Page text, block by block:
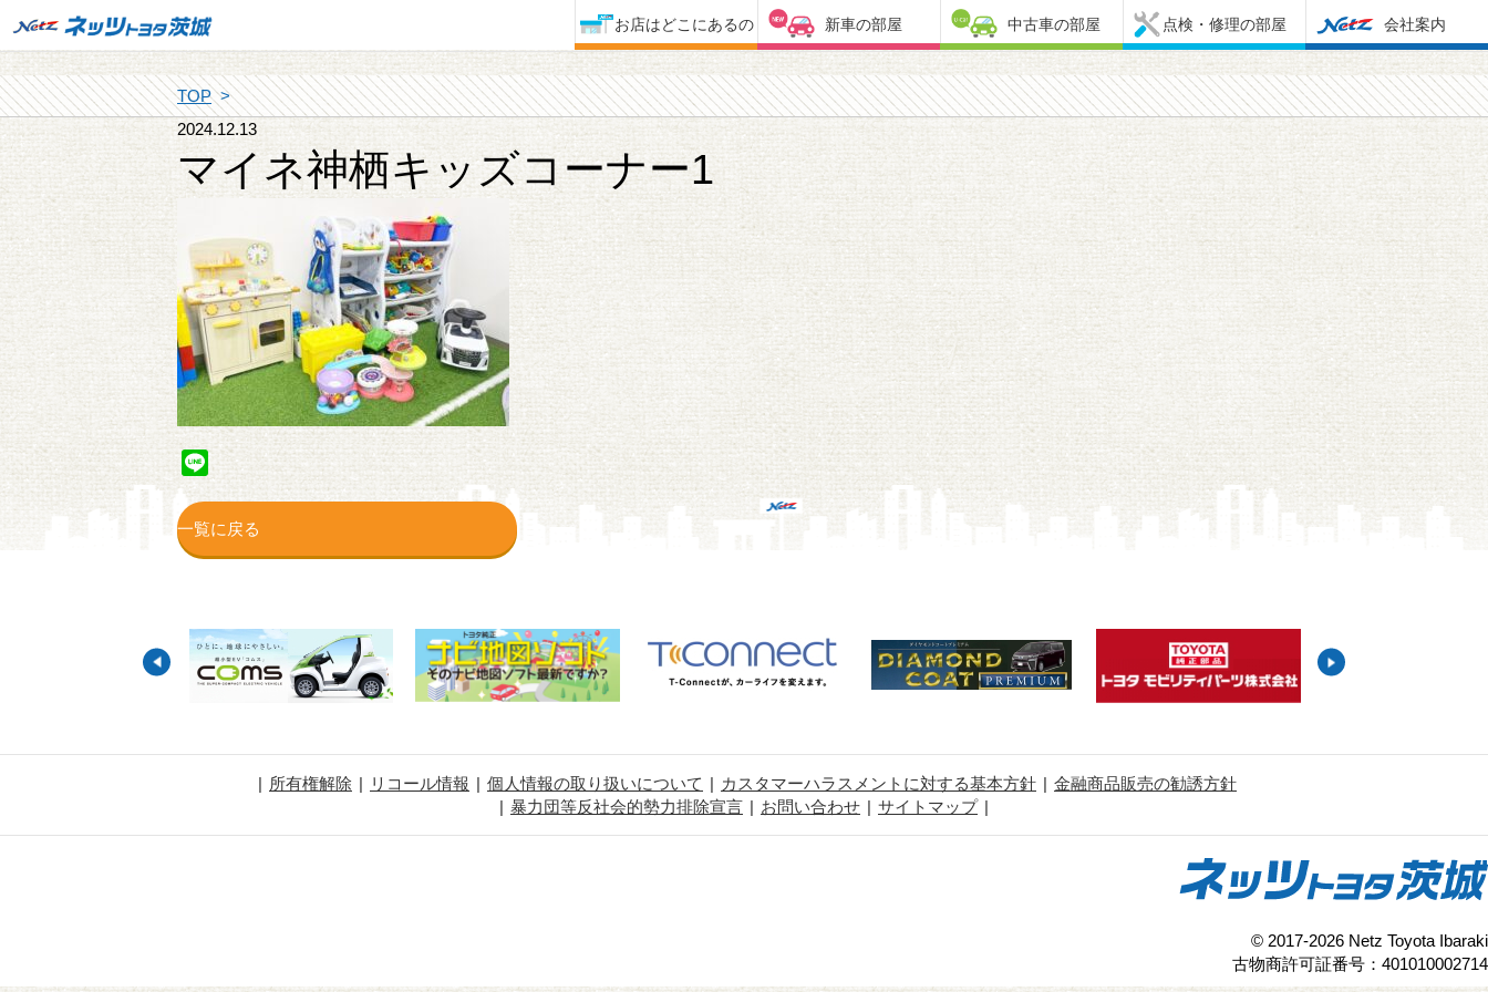
お店はどこにあるの 新車の部屋 中古車の部屋 点検・修理の部屋 会社案内
TOP
2024.12.13
マイネ神栖キッズコーナー1
Line
一覧に戻る
所有権解除 リコール情報 個人情報の取り扱いについて カスタマーハラスメントに対する基本方針
金融商品販売の勧誘方針
暴力団等反社会的勢力排除宣言
お問い合わせ サイトマップ
© 2017-2026 Netz Toyota Ibaraki
古物商許可証番号：401010002714